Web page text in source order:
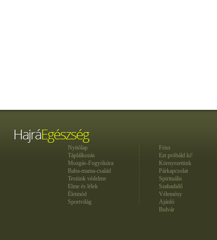
Nyitólap
Táplálkozás
Mozgás-Fogyókúra
Baba-mama-család
Testünk védelme
Elme és lélek
Életmód
Sportvilág
Friss
Ezt próbáld ki!
Környezetünk
Párkapcsolat
Spirituális
Szabadidő
Vélemény
Ajánló
Bulvár